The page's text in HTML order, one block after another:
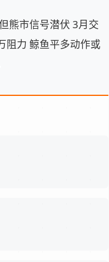
熊市信号潜伏 3月交
阻力 鲸鱼平多动作或